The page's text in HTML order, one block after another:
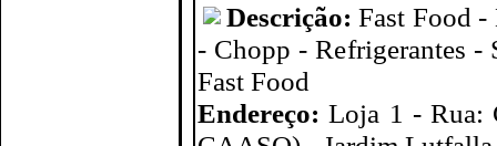
Descrição:Fast Food -
- Chopp - Refrigerantes
Fast Food
Endereço:Loja 1 - Rua: